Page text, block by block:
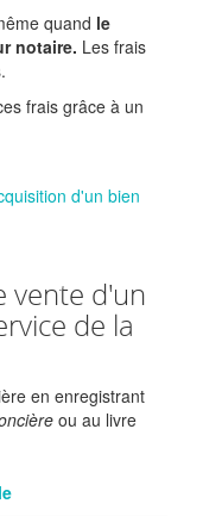
quand le
notaire. Les frais
frais grâce à un
d'un bien
vente d'un
de la
en enregistrant
ou au livre